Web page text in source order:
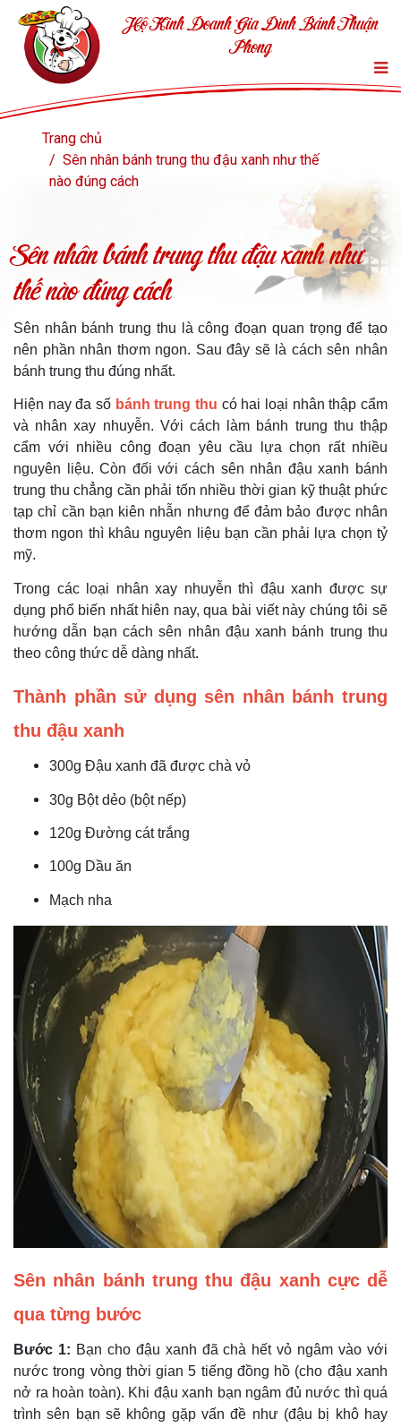
Hộ Kinh Doanh Gia Đình Bánh Thuận
Phong
Trang chủ
Sên nhân bánh trung thu đậu xanh như thế
nào đúng cách
Sên nhân bánh trung thu đậu xanh như
thế nào đúng cách
Sên nhân bánh trung thu là công đoạn quan trọng để tạo
nên phần nhân thơm ngon. Sau đây sẽ là cách sên nhân
bánh trung thu đúng nhất.
Hiện nay đa số bánh trung thu có hai loại nhân thập cẩm
và nhân xay nhuyễn. Với cách làm bánh trung thu thập
cẩm với nhiều công đoạn yêu cầu lựa chọn rất nhiều
nguyên liệu.Còn đối với cách sên nhân đậu xanh bánh
trung thu chẳng cần phải tốn nhiều thời gian kỹ thuật phức
tạp chỉ cần bạn kiên nhẫn nhưng để đảm bảo được nhân
thơm ngon thì khâu nguyên liệu bạn cần phải lựa chọn tỷ
mỹ.
Trong các loại nhân xay nhuyễn thì đậu xanh được sự
dụng phổ biến nhất hiên nay, qua bài viết này chúng tôi sẽ
hướng dẫn bạn cách sên nhân đậu xanh bánh trung thu
theo công thức dễ dàng nhất.
Thành phần sử dụng sên nhân bánh trung
thu đậu xanh
300g Đậu xanh đã được chà vỏ
30g Bột dẻo (bột nếp)
120g Đường cát trắng
100g Dầu ăn
Mạch nha
Sên nhân bánh trung thuđậu xanh cực dễ
qua từng bước
Bước 1: Bạn cho đậu xanh đã chà hết vỏ ngâm vào với
nước trong vòng thời gian 5 tiếng đồng hồ (cho đậu xanh
nở ra hoàn toàn). Khi đậu xanh bạn ngâm đủ nước thì quá
trình sên bạn sẽ không gặp vấn đề như (đậu bị khô hay